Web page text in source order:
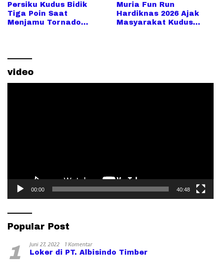
Persiku Kudus Bidik
Tiga Poin Saat
Menjamu Tornado
Muria Fun Run
Hardiknas 2026 Ajak
Masyarakat Kudus
video
00:00 40:48
Popular Post
1 Juni 27, 2022
1 Komentar
Loker di PT. Albisindo Timber